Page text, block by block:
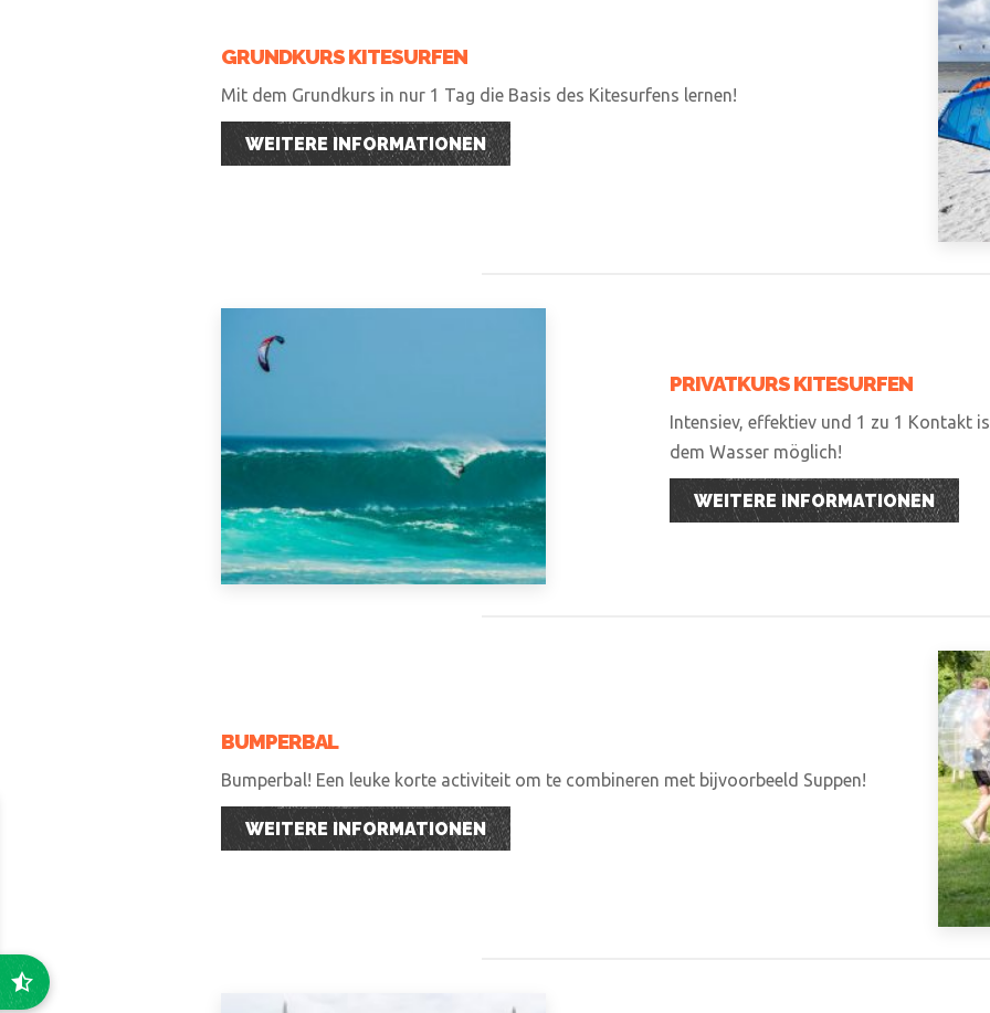
GRUNDKURS KITESURFEN
Mit dem Grundkurs in nur 1 Tag die Basis des Kitesurfens lernen!
WEITERE INFORMATIONEN
PRIVATKURS KITESURFEN
Intensiev, effektiev und 1 zu 1 Kontakt
dem Wasser möglich!
WEITERE INFORMATIONEN
BUMPERBAL
Bumperbal! Een leuke korte activiteit om te combineren met bijvoorbeeld Suppen!
WEITERE INFORMATIONEN